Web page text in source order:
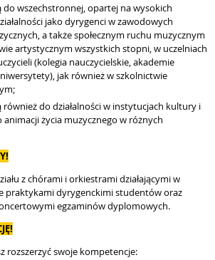
do wszechstronnej, opartej na wysokich
jako dyrygenci w zawodowych
a także społecznym ruchu muzycznym
artystycznym wszystkich stopni, w uczelniach
(kolegia nauczycielskie, akademie
jak również w szkolnictwie
do działalności w instytucjach kultury i
animacji życia muzycznego w różnych
z chórami i orkiestrami działającymi w
praktykami dyrygenckimi studentów oraz
egzaminów dyplomowych.
rozszerzyć swoje kompetencje: